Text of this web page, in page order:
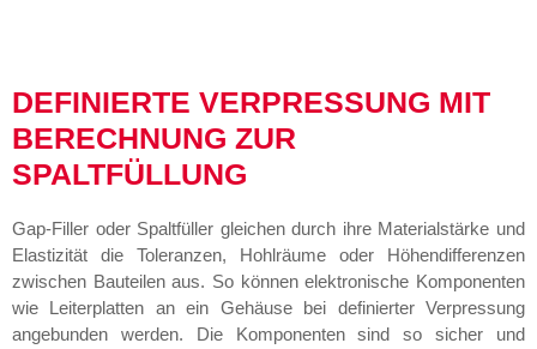
DEFINIERTE VERPRESSUNG MIT
BERECHNUNG ZUR
SPALTFÜLLUNG
Gap-Filler oder Spaltfüller gleichen durch ihre Materialstärke und
Elastizität die Toleranzen, Hohlräume oder Höhendifferenzen
zwischen Bauteilen aus. So können elektronische Komponenten
wie Leiterplatten an ein Gehäuse bei definierter Verpressung
angebunden werden. Die Komponenten sind so sicher und